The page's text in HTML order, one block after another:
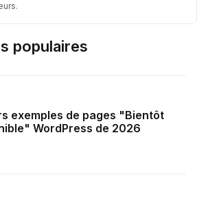
populaires
exemples de pages "Bientôt
WordPress de 2026